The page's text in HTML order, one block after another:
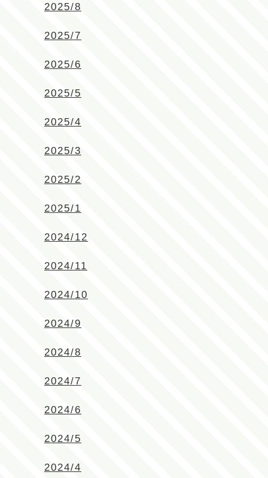
2025/8
2025/7
2025/6
2025/5
2025/4
2025/3
2025/2
2025/1
2024/12
2024/11
2024/10
2024/9
2024/8
2024/7
2024/6
2024/5
2024/4